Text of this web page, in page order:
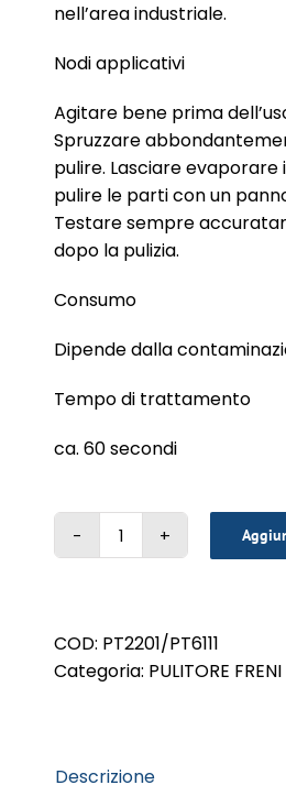
nell’area industriale.
Nodi applicativi
Agitare bene prima
Spruzzare
pulire. Lasciare
pulire le parti con un
Testare sempre
dopo la pulizia.
Consumo
Dipende dalla
Tempo di trattamento
ca. 60 secondi
BRAKE
FRENI
500ml
quantità
COD: PT2201/PT6111
Categoria: PULITORE FRENI
Descrizione